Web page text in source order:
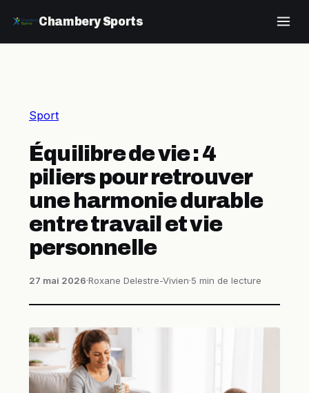
Chambery Sports
Sport
Équilibre de vie : 4
piliers pour retrouver
une harmonie durable
entre travail et vie
personnelle
27 mai 2026·Roxane Delestre-Vivien·5 min de lecture